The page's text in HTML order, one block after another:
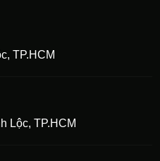
TP.HCM
Lộc, TP.HCM